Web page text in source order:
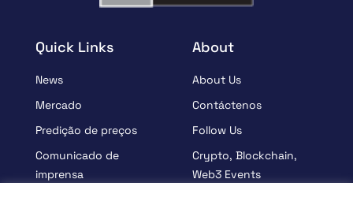
Quick Links
News
Mercado
Predição de preços
Comunicado de
imprensa
About
About Us
Contáctenos
Follow Us
Crypto, Blockchain,
Web3 Events